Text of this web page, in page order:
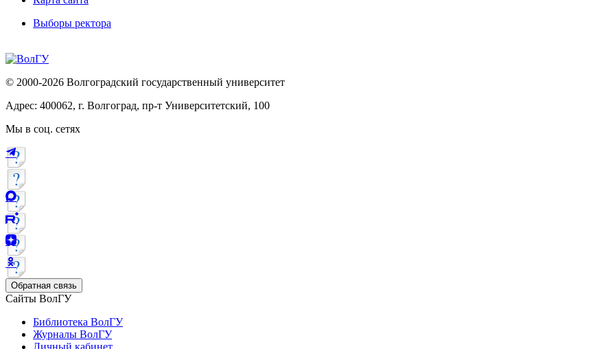
Выборы ректора
© 2000-2026 Волгоградский государственный университет
Адрес: 400062, г. Волгоград, пр-т Университетский, 100
Мы в соц. сетях
Обратная связь
Сайты ВолГУ
Библиотека ВолГУ
Журналы ВолГУ